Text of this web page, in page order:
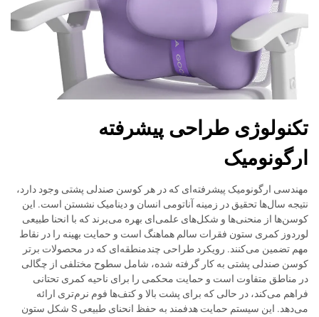
تکنولوژی طراحی پیشرفته
ارگونومیک
مهندسی ارگونومیک پیشرفته‌ای که در هر کوسن صندلی پشتی وجود دارد،
نتیجه سال‌ها تحقیق در زمینه آناتومی انسان و دینامیک نشستن است. این
کوسن‌ها از منحنی‌ها و شکل‌های علمی‌ای بهره می‌برند که با انحنا طبیعی
لوردوز کمری ستون فقرات سالم هماهنگ است و حمایت بهینه را در نقاط
مهم تضمین می‌کنند. رویکرد طراحی چندمنطقه‌ای که در محصولات برتر
کوسن صندلی پشتی به کار گرفته شده، شامل سطوح مختلفی از چگالی
در مناطق متفاوت است و حمایت محکمی را برای ناحیه کمری تحتانی
فراهم می‌کند، در حالی که برای پشت بالا و کتف‌ها فوم نرم‌تری ارائه
می‌دهد. این سیستم حمایت هدفمند به حفظ انحنای طبیعی S شکل ستون